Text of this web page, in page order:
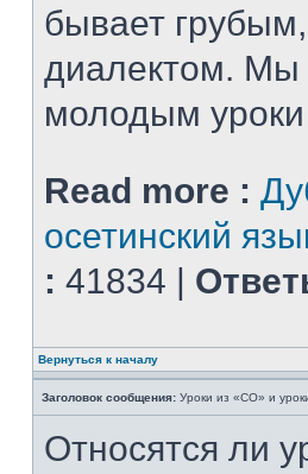
бывает
диалектом. Мы
молодым уроки
Read more :
осетинский
: 41834 |
Вернуться к началу
Заголовок сообщения: Уроки из «СО» и
Относятся ли